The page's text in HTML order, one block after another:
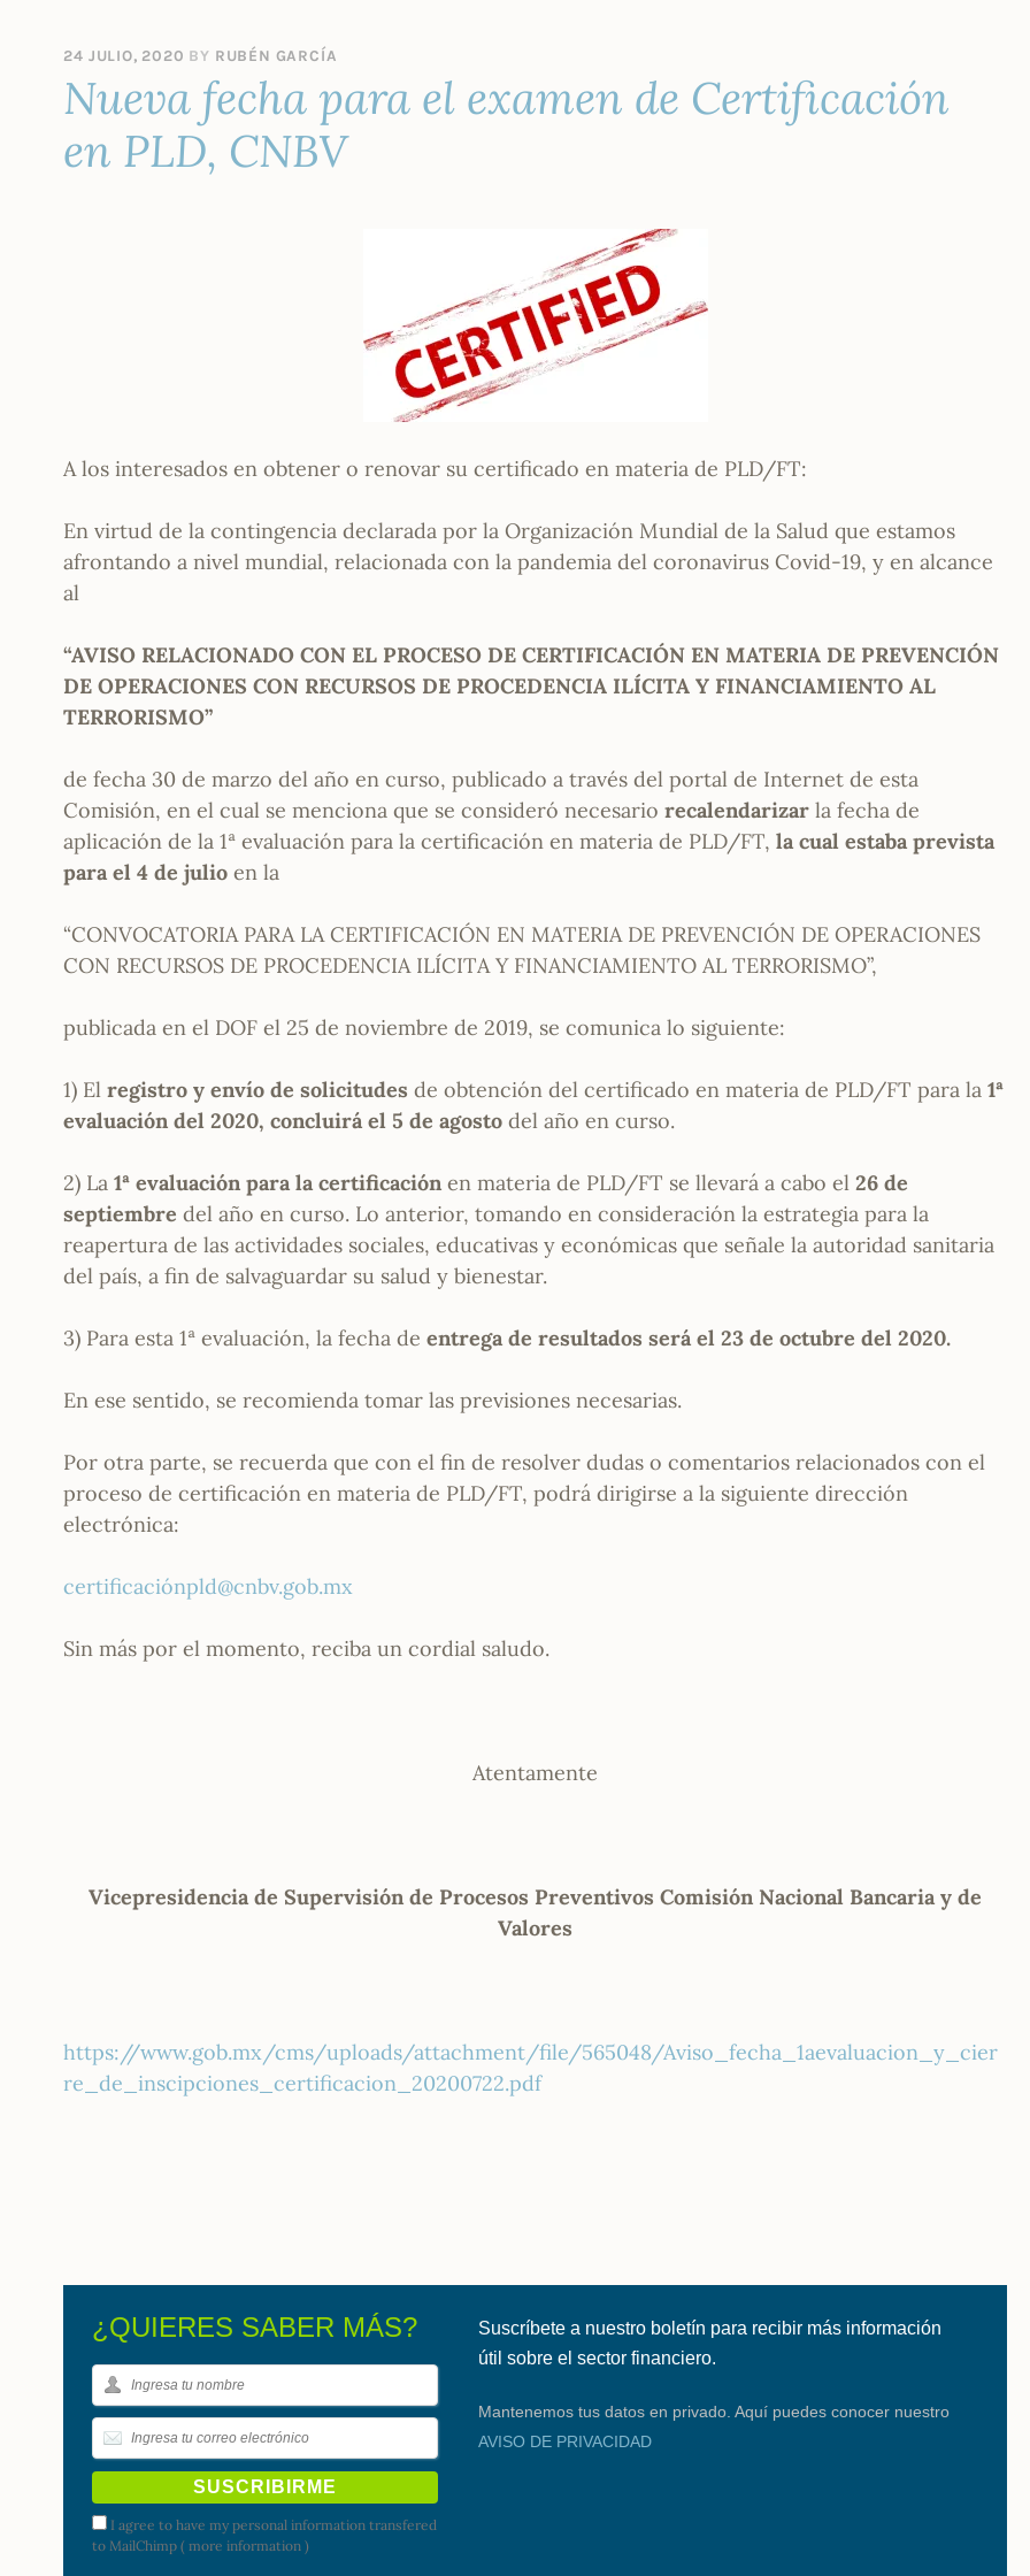
24 JULIO, 2020 BY RUBÉN GARCÍA
Nueva fecha para el examen de Certificación
en PLD, CNBV
A los interesados en obtener o renovar su certificado en materia de PLD/FT:
En virtud de la contingencia declarada por la Organización Mundial de la Salud que estamos
afrontando a nivel mundial, relacionada con la pandemia del coronavirus Covid-19, y en alcance
al
“AVISO RELACIONADO CON EL PROCESO DE CERTIFICACIÓN EN MATERIA DE PREVENCIÓN
DE OPERACIONES CON RECURSOS DE PROCEDENCIA ILÍCITA Y FINANCIAMIENTO AL
TERRORISMO”
de fecha 30 de marzo del año en curso, publicado a través del portal de Internet de esta
Comisión, en el cual se menciona que se consideró necesario recalendarizar la fecha de
aplicación de la 1ª evaluación para la certificación en materia de PLD/FT,la cual estaba prevista
para el 4 de julio en la
“CONVOCATORIA PARA LA CERTIFICACIÓN EN MATERIA DE PREVENCIÓN DE OPERACIONES
CON RECURSOS DE PROCEDENCIA ILÍCITA Y FINANCIAMIENTO AL TERRORISMO”,
publicada en el DOF el 25 de noviembre de 2019, se comunica lo siguiente:
1) Elregistro y envío de solicitudes de obtención del certificado en materia de PLD/FT para la1ª
evaluación del 2020, concluirá el 5 de agosto del año en curso.
2) La1ª evaluación para la certificación en materia de PLD/FT se llevará a cabo el26 de
septiembre del año en curso. Lo anterior, tomando en consideración la estrategia para la
reapertura de las actividades sociales, educativas y económicas que señale la autoridad sanitaria
del país, a fin de salvaguardar su salud y bienestar.
3) Para esta 1ª evaluación, la fecha deentrega de resultados será el 23 de octubre del 2020.
En ese sentido, se recomienda tomar las previsiones necesarias.
Por otra parte, se recuerda que con el fin de resolver dudas o comentarios relacionados con el
proceso de certificación en materia de PLD/FT, podrá dirigirse a la siguiente dirección
electrónica:
certificaciónpld@cnbv.gob.mx
Sin más por el momento, reciba un cordial saludo.
Atentamente
Vicepresidencia de Supervisión de Procesos Preventivos Comisión Nacional Bancaria y de
Valores
https://www.gob.mx/cms/uploads/attachment/file/565048/Aviso_fecha_1aevaluacion_y_cier
re_de_inscipciones_certificacion_20200722.pdf
¿QUIERES SABER MÁS?
I agree to have my personal information transfered
to MailChimp ( more information)
Suscríbete a nuestro boletín para recibir más información
útil sobre el sector financiero.
Mantenemos tus datos en privado. Aquí puedes conocer nuestro
AVISO DE PRIVACIDAD